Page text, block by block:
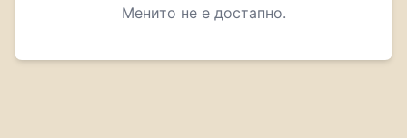
Менито не е достапно.